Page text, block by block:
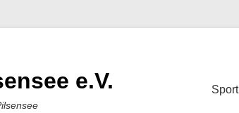
e.V. Sport